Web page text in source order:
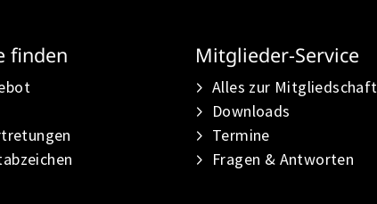
finden Mitglieder-Service
Alles zur Mitgliedschaft
Downloads
Termine
Fragen & Antworten